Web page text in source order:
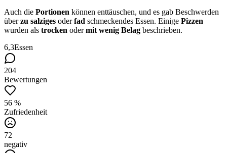
Auch die Portionen können enttäuschen, und es gab Beschwerden
überzu salziges oderfad schmeckendes Essen. Einige Pizzen
wurden als trocken odermit wenig Belag beschrieben.
6,3Essen
204
Bewertungen
56 %
Zufriedenheit
72
negativ